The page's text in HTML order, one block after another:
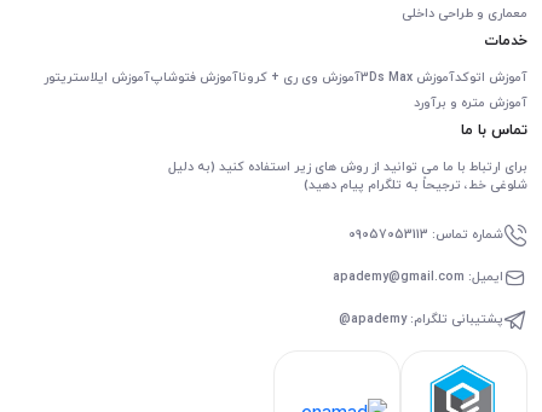
معماری و طراحی داخلی
خدمات
آموزش اتوکدآموزش 3Ds Max آموزش وی ری + کروناآموزش فتوشاپآموزش ایلاستریتور
آموزش متره و برآورد
تماس با ما
برای ارتباط با ما می توانید از روش های زیر استفاده کنید (به دلیل
شلوغی خط، ترجیحاً به تلگرام پیام دهید)
شماره تماس: 09057053113
ایمیل: apademy@gmail.com
پشتیبانی تلگرام: apademy@